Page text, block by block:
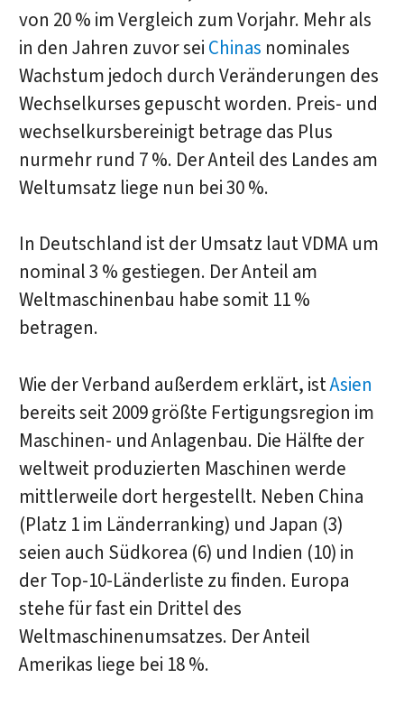
von 20 % im Vergleich zum Vorjahr. Mehr als
in den Jahren zuvor sei Chinas nominales
Wachstum jedoch durch Veränderungen des
Wechselkurses gepuscht worden. Preis- und
wechselkursbereinigt betrage das Plus
nurmehr rund 7 %. Der Anteil des Landes am
Weltumsatz liege nun bei 30 %.
In Deutschland ist der Umsatz laut VDMA um
nominal 3 % gestiegen. Der Anteil am
Weltmaschinenbau habe somit 11 %
betragen.
Wie der Verband außerdem erklärt, istAsien
bereits seit 2009 größte Fertigungsregion im
Maschinen- und Anlagenbau. Die Hälfte der
weltweit produzierten Maschinen werde
mittlerweile dort hergestellt. Neben China
(Platz 1 im Länderranking) und Japan (3)
seien auch Südkorea (6) und Indien (10) in
der Top-10-Länderliste zu finden. Europa
stehe für fast ein Drittel des
Weltmaschinenumsatzes. Der Anteil
Amerikas liege bei 18 %.